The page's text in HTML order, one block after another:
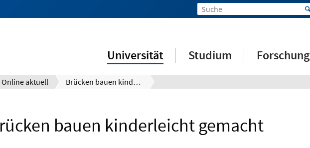
Universität Studium Forschung
Online aktuell Brücken bauen kinderleicht gemacht
bauen kinderleicht gemacht